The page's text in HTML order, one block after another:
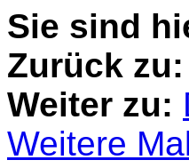
Sie sind
Zurück zu:
Weiter zu:
Weitere